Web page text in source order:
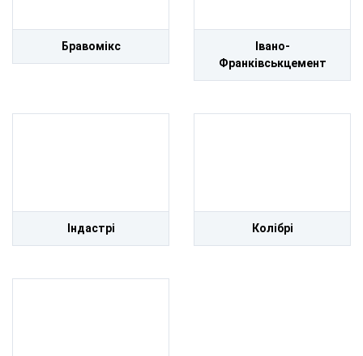
Бравомікс
Івано-
Франківськцемент
Індастрі Колібрі